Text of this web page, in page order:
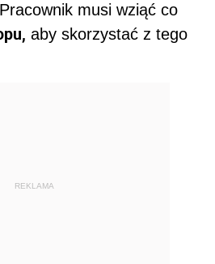
musi wziąć co
aby skorzystać z tego
REKLAMA